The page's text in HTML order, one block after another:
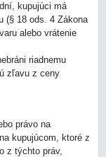
kupujúci má
(§ 18 ods. 4 Zákona
alebo vrátenie
riadnemu
zľavu z ceny
právo na
kupujúcom, ktoré z
z týchto práv,